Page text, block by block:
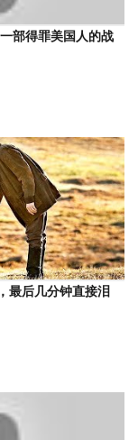
部得罪美国人的战
最后几分钟直接泪